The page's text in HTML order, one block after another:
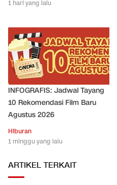
1 hari yang lalu
INFOGRAFIS: Jadwal Tayang
10 Rekomendasi Film Baru
Agustus 2026
Hiburan
1 minggu yang lalu
ARTIKEL TERKAIT